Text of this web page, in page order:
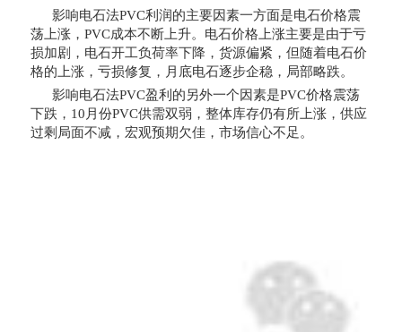
影响电石法PVC利润的主要因素一方面是电石价格震
荡上涨，PVC成本不断上升。电石价格上涨主要是由于亏
损加剧，电石开工负荷率下降，货源偏紧，但随着电石价
格的上涨，亏损修复，月底电石逐步企稳，局部略跌。
影响电石法PVC盈利的另外一个因素是PVC价格震荡
下跌，10月份PVC供需双弱，整体库存仍有所上涨，供应
过剩局面不减，宏观预期欠佳，市场信心不足。